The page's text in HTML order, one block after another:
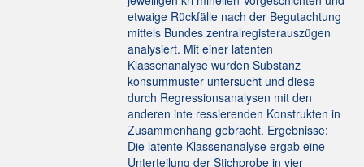
etwaige Rückfälle nach der Begutachtung
mittels Bundes zentralregisterauszügen
analysiert. Mit einer latenten
Klassenanalyse wurden Substanz
konsummuster untersucht und diese
durch Regressionsanalysen mit den
anderen inte ressierenden Konstrukten in
Zusammenhang gebracht. Ergebnisse:
Die latente Klassenanalyse ergab eine
Unterteilung der Stichprobe in vier